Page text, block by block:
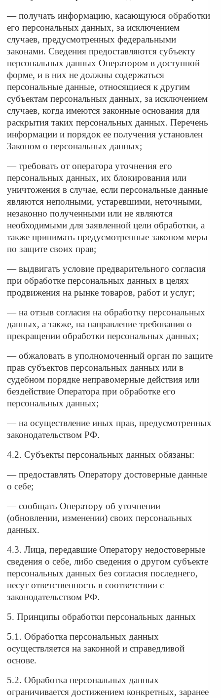
— получать информацию, касающуюся обработки
его персональных данных, за исключением
случаев, предусмотренных федеральными
законами. Сведения предоставляются субъекту
персональных данных Оператором в доступной
форме, и в них не должны содержаться
персональные данные, относящиеся к другим
субъектам персональных данных, за исключением
случаев, когда имеются законные основания для
раскрытия таких персональных данных. Перечень
информации и порядок ее получения установлен
Законом о персональных данных;
— требовать от оператора уточнения его
персональных данных, их блокирования или
уничтожения в случае, если персональные данные
являются неполными, устаревшими, неточными,
незаконно полученными или не являются
необходимыми для заявленной цели обработки, а
также принимать предусмотренные законом меры
по защите своих прав;
— выдвигать условие предварительного согласия
при обработке персональных данных в целях
продвижения на рынке товаров, работ и услуг;
— на отзыв согласия на обработку персональных
данных, а также, на направление требования о
прекращении обработки персональных данных;
— обжаловать в уполномоченный орган по защите
прав субъектов персональных данных или в
судебном порядке неправомерные действия или
бездействие Оператора при обработке его
персональных данных;
— на осуществление иных прав, предусмотренных
законодательством РФ.
4.2. Субъекты персональных данных обязаны:
— предоставлять Оператору достоверные данные
о себе;
— сообщать Оператору об уточнении
(обновлении, изменении) своих персональных
данных.
4.3. Лица, передавшие Оператору недостоверные
сведения о себе, либо сведения о другом субъекте
персональных данных без согласия последнего,
несут ответственность в соответствии с
законодательством РФ.
5. Принципы обработки персональных данных
5.1. Обработка персональных данных
осуществляется на законной и справедливой
основе.
5.2. Обработка персональных данных
ограничивается достижением конкретных, заранее